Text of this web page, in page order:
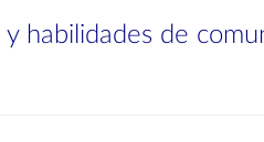
habilidades de